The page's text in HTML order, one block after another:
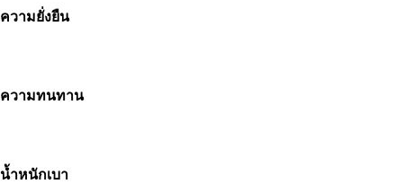
ความยั่งยืน
ความทนทาน
น้ำหนักเบา